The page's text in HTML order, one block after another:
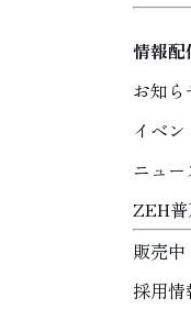
情報配
お知ら
イベン
ニュ
ZEH
販売
採用情